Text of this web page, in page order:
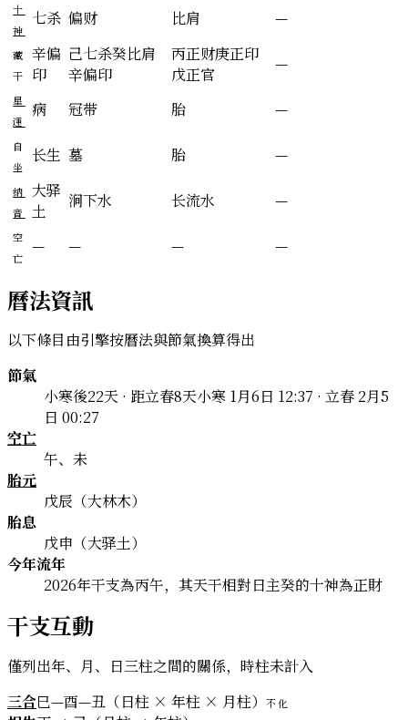
十
神
七杀 偏财 比肩 —
藏
干
辛偏
印
己七杀癸比肩
辛偏印
丙正财庚正印
戊正官
—
星
運
病 冠带 胎 —
自
坐
长生 墓 胎 —
納
音
大驿
土
涧下水 长流水 —
空
亡
— — — —
曆法資訊
以下條目由引擎按曆法與節氣換算得出
節氣
小寒後22天 · 距立春8天小寒 1月6日 12:37 · 立春 2月5
日 00:27
空亡
午、未
胎元
戊辰（大林木）
胎息
戊申（大驿土）
今年流年
2026年干支為丙午，其天干相對日主癸的十神為正財
干支互動
僅列出年、月、日三柱之間的關係，時柱未計入
三合巳—酉—丑（日柱 × 年柱 × 月柱） 不化